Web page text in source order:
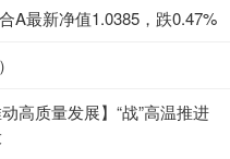
A最新净值1.0385，跌0.47%
高质量发展】“战”高温推进